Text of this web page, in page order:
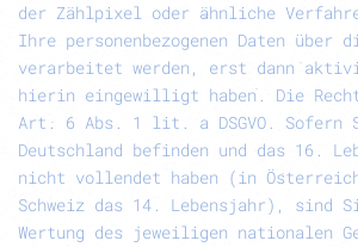
der Zählpixel oder ähnliche
Ihre personenbezogenen Daten über
verarbeitet werden, erst dann
hierin eingewilligt haben. Die
Art. 6 Abs. 1 lit. a DSGVO. Sofern
Deutschland befinden und das 16.
nicht vollendet haben (in
Schweiz das 14. Lebensjahr), sind
Wertung des jeweiligen nationalen